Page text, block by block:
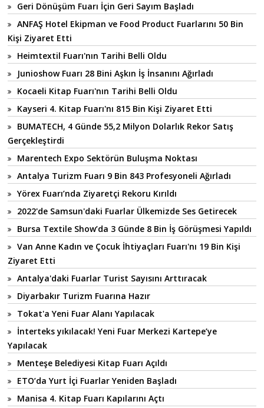
Geri Dönüşüm Fuarı İçin Geri Sayım Başladı
ANFAŞ Hotel Ekipman ve Food Product Fuarlarını 50 Bin
Kişi Ziyaret Etti
Heimtextil Fuarı'nın Tarihi Belli Oldu
Junioshow Fuarı 28 Bini Aşkın İş İnsanını Ağırladı
Kocaeli Kitap Fuarı'nın Tarihi Belli Oldu
Kayseri 4. Kitap Fuarı'nı 815 Bin Kişi Ziyaret Etti
BUMATECH, 4 Günde 55,2 Milyon Dolarlık Rekor Satış
Gerçekleştirdi
Marentech Expo Sektörün Buluşma Noktası
Antalya Turizm Fuarı 9 Bin 843 Profesyoneli Ağırladı
Yörex Fuarı’nda Ziyaretçi Rekoru Kırıldı
2022'de Samsun'daki Fuarlar Ülkemizde Ses Getirecek
Bursa Textile Show’da 3 Günde 8 Bin İş Görüşmesi Yapıldı
Van Anne Kadın ve Çocuk İhtiyaçları Fuarı'nı 19 Bin Kişi
Ziyaret Etti
Antalya'daki Fuarlar Turist Sayısını Arttıracak
Diyarbakır Turizm Fuarına Hazır
Tokat'a Yeni Fuar Alanı Yapılacak
İnterteks yıkılacak! Yeni Fuar Merkezi Kartepe’ye
Yapılacak
Menteşe Belediyesi Kitap Fuarı Açıldı
ETO’da Yurt İçi Fuarlar Yeniden Başladı
Manisa 4. Kitap Fuarı Kapılarını Açtı